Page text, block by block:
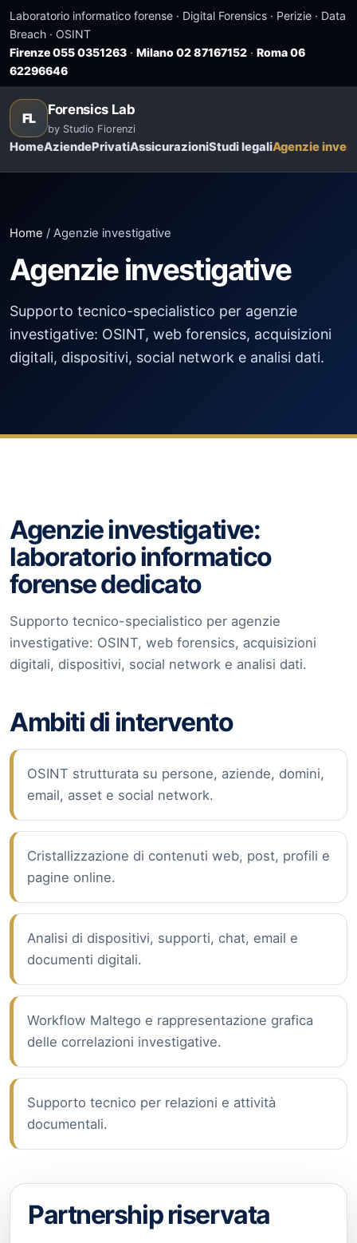
Laboratorio informatico forense · Digital Forensics · Perizie · Data
Breach · OSINT
Firenze 055 0351263 · Milano 02 87167152 · Roma 06
62296646
FL
Forensics Lab
by Studio Fiorenzi
HomeAziendePrivatiAssicurazioniStudi legaliAgenzie
Home / Agenzie investigative
Agenzie investigative
Supporto tecnico-specialistico per agenzie
investigative: OSINT, web forensics, acquisizioni
digitali, dispositivi, social network e analisi dati.
Agenzie investigative:
laboratorio informatico
forense dedicato
Supporto tecnico-specialistico per agenzie
investigative: OSINT, web forensics, acquisizioni
digitali, dispositivi, social network e analisi dati.
Ambiti di intervento
OSINT strutturata su persone, aziende, domini,
email, asset e social network.
Cristallizzazione di contenuti web, post, profili e
pagine online.
Analisi di dispositivi, supporti, chat, email e
documenti digitali.
Workflow Maltego e rappresentazione grafica
delle correlazioni investigative.
Supporto tecnico per relazioni e attività
documentali.
Partnership riservata